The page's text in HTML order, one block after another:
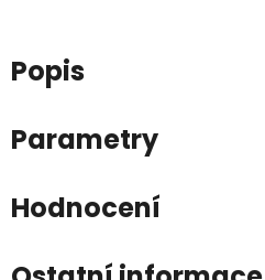
Popis
Parametry
Hodnocení